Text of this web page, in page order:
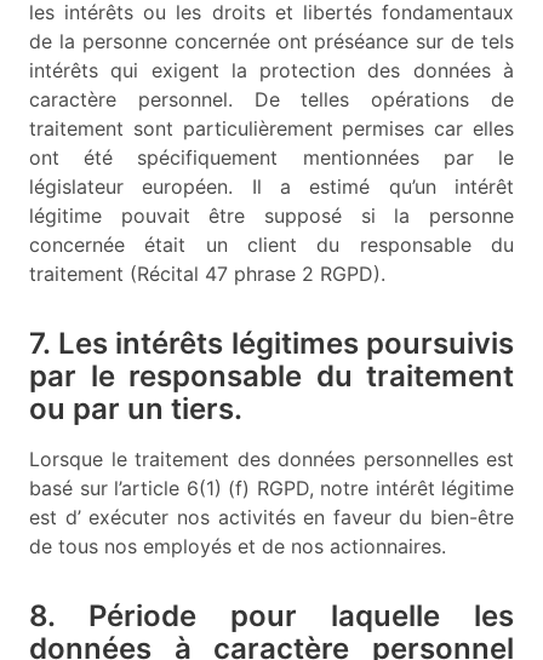
les intérêts ou les droits et libertés fondamentaux
de la personne concernée ont préséance sur de tels
intérêts qui exigent la protection des données à
caractère personnel. De telles opérations de
traitement sont particulièrement permises car elles
ont été spécifiquement mentionnées par le
législateur européen. Il a estimé qu’un intérêt
légitime pouvait être supposé si la personne
concernée était un client du responsable du
traitement (Récital 47 phrase 2 RGPD).
7. Les intérêts légitimes poursuivis
par le responsable du traitement
ou par un tiers.
Lorsque le traitement des données personnelles est
basé sur l’article 6(1) (f) RGPD, notre intérêt légitime
est d’ exécuter nos activités en faveur du bien-être
de tous nos employés et de nos actionnaires.
8. Période pour laquelle les
données à caractère personnel